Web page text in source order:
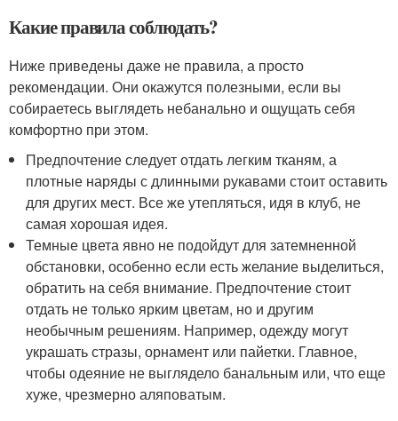
Какие правила соблюдать?
Ниже приведены даже не правила, а просто
рекомендации. Они окажутся полезными, если вы
собираетесь выглядеть небанально и ощущать себя
комфортно при этом.
Предпочтение следует отдать легким тканям, а
плотные наряды с длинными рукавами стоит оставить
для других мест. Все же утепляться, идя в клуб, не
самая хорошая идея.
Темные цвета явно не подойдут для затемненной
обстановки, особенно если есть желание выделиться,
обратить на себя внимание. Предпочтение стоит
отдать не только ярким цветам, но и другим
необычным решениям. Например, одежду могут
украшать стразы, орнамент или пайетки. Главное,
чтобы одеяние не выглядело банальным или, что еще
хуже, чрезмерно аляповатым.